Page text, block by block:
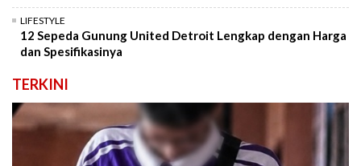
LIFESTYLE
12 Sepeda Gunung United Detroit Lengkap dengan Harga
dan Spesifikasinya
TERKINI